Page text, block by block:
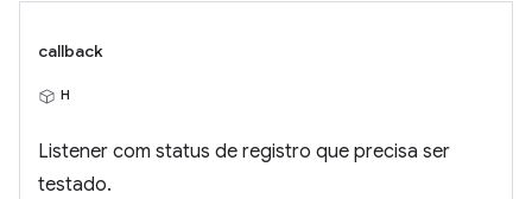
callback
H
Listener com status de registro que precisa ser
testado.